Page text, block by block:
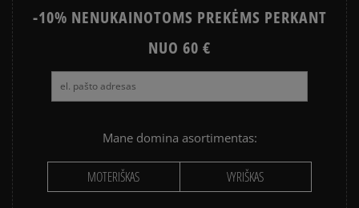
-10% NENUKAINOTOMS PREKĖMS PERKANT
NUO 60 €
Mane domina asortimentas:
MOTERIŠKAS VYRIŠKAS